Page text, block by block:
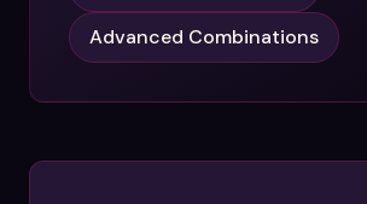
Advanced Combinations